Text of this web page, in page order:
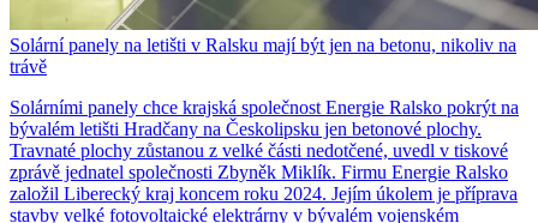
Solární panely na letišti v Ralsku mají být jen na betonu, nikoliv na
trávě
Solárními panely chce krajská společnost Energie Ralsko pokrýt na
bývalém letišti Hradčany na Českolipsku jen betonové plochy.
Travnaté plochy zůstanou z velké části nedotčené, uvedl v tiskové
zprávě jednatel společnosti Zbyněk Miklík. Firmu Energie Ralsko
založil Liberecký kraj koncem roku 2024. Jejím úkolem je příprava
stavby velké fotovoltaické elektrárny v bývalém vojenském